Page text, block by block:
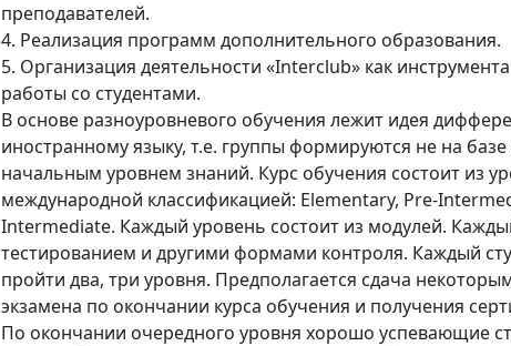
преподавателей.
4. Реализация программ дополнительного образования.
5. Организация деятельности «Interclub» как
работы со студентами.
В основе разноуровневого обучения лежит идея
иностранному языку, т.е. группы формируются не на базе
начальным уровнем знаний. Курс обучения состоит из
международной классификацией: Elementary, Pre-
Intermediate. Каждый уровень состоит из модулей.
тестированием и другими формами контроля. Каждый
пройти два, три уровня. Предполагается сдача
экзамена по окончании курса обучения и получения
По окончании очередного уровня хорошо успевающие